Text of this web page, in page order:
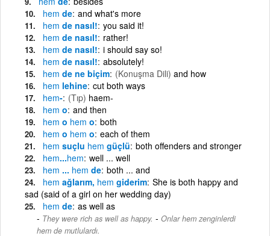
hem de and what's more
hem de nasıl! you said it!
hem de nasıl! rather!
hem de nasıl! i should say so!
hem de nasıl! absolutely!
hem de ne biçim (Konuşma Dili) and how
hem lehine cut both ways
hem- (Tıp) haem-
hem o and then
hem o hem o both
hem o hem o each of them
hem suçlu hem güçlü both offenders and stronger
hem...hem well ... well
hem ... hem de both ... and
hem ağlarım, hem giderim She is both happy and
sad (said of a girl on her wedding day)
hem de as well as
They were rich as well as happy. - Onlar hem zenginlerdi
hem de mutlulardı.